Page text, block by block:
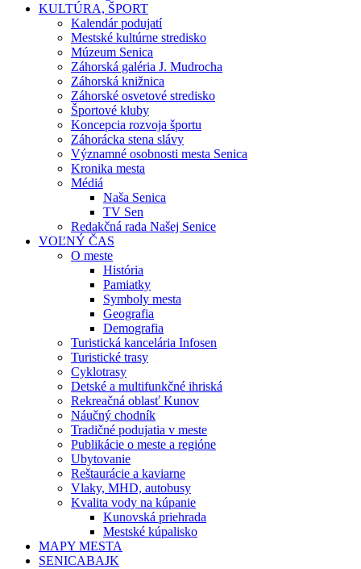
KULTÚRA, ŠPORT
Kalendár podujatí
Mestské kultúrne stredisko
Múzeum Senica
Záhorská galéria J. Mudrocha
Záhorská knižnica
Záhorské osvetové stredisko
Športové kluby
Koncepcia rozvoja športu
Záhorácka stena slávy
Významné osobnosti mesta Senica
Kronika mesta
Médiá
Naša Senica
TV Sen
Redakčná rada Našej Senice
VOĽNÝ ČAS
O meste
História
Pamiatky
Symboly mesta
Geografia
Demografia
Turistická kancelária Infosen
Turistické trasy
Cyklotrasy
Detské a multifunkčné ihriská
Rekreačná oblasť Kunov
Náučný chodník
Tradičné podujatia v meste
Publikácie o meste a regióne
Ubytovanie
Reštaurácie a kaviarne
Vlaky, MHD, autobusy
Kvalita vody na kúpanie
Kunovská priehrada
Mestské kúpalisko
MAPY MESTA
SENICABAJK